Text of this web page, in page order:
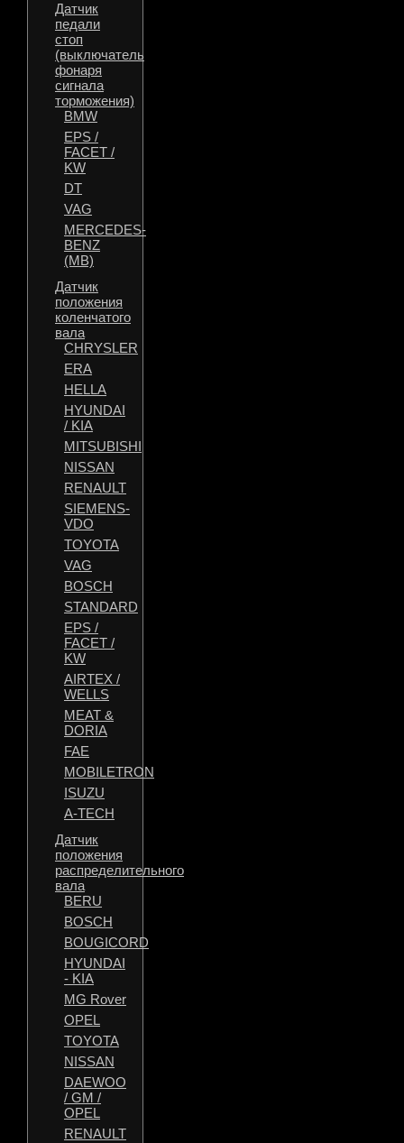
Датчик
педали
стоп
(выключатель
фонаря
сигнала
торможения)
BMW
EPS /
FACET /
KW
DT
VAG
MERCEDES-
BENZ
(MB)
Датчик
положения
коленчатого
вала
CHRYSLER
ERA
HELLA
HYUNDAI
/ KIA
MITSUBISHI
NISSAN
RENAULT
SIEMENS-
VDO
TOYOTA
VAG
BOSCH
STANDARD
EPS /
FACET /
KW
AIRTEX /
WELLS
MEAT &
DORIA
FAE
MOBILETRON
ISUZU
A-TECH
Датчик
положения
распределительного
вала
BERU
BOSCH
BOUGICORD
HYUNDAI
- KIA
MG Rover
OPEL
TOYOTA
NISSAN
DAEWOO
/ GM /
OPEL
RENAULT